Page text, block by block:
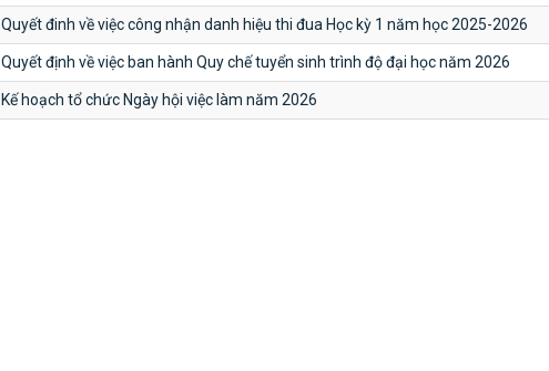
Quyết đinh về việc công nhận danh hiệu thi đua Học kỳ 1 năm học 2025-2026
Quyết định về việc ban hành Quy chế tuyển sinh trình độ đại học năm 2026
Kế hoạch tổ chức Ngày hội việc làm năm 2026